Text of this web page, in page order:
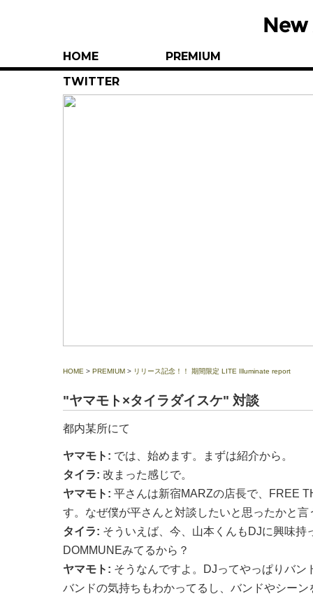
HOME
PREMIUM
TWITTER
HOME > PREMIUM > リリース記念！！ 期間限定 LITE Illuminate report
"ヤマモト×タイラダイスケ" 対談
都内某所にて
ヤマモト: では、始めます。まずは紹介から。
タイラ: 改まった感じで。
ヤマモト: 平さんは新宿MARZの店長で、FREE
す。なぜ僕が平さんと対談したいと思ったかと言
タイラ: そういえば、今、山本くんもDJに興味持
DOMMUNEみてるから？
ヤマモト: そうなんですよ。DJってやっぱりバン
バンドの気持ちもわかってるし、バンドやシー